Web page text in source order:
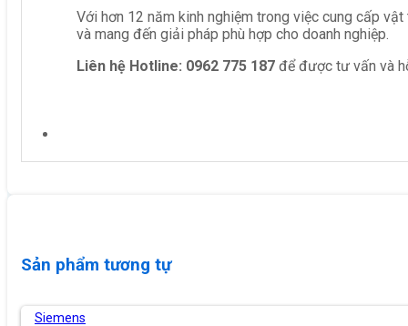
Với hơn 12 năm kinh nghiệm trong việc cung cấp
và mang đến giải pháp phù hợp cho doanh nghiệp.
Liên hệ Hotline: 0962 775 187 để được tư vấn và
Sản phẩm tương tự
Siemens